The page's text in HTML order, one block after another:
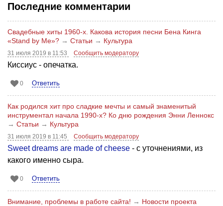
Последние комментарии
Свадебные хиты 1960-х. Какова история песни Бена Кинга
«Stand by Me»? → Статьи → Культура
31 июля 2019 в 11:53 Сообщить модератору
Киссиус - опечатка.
0 Ответить
Как родился хит про сладкие мечты и самый знаменитый
инструментал начала 1990-х? Ко дню рождения Энни Леннокс
→ Статьи → Культура
31 июля 2019 в 11:45 Сообщить модератору
Sweet dreams are made of cheese - с уточнениями, из
какого именно сыра.
0 Ответить
Внимание, проблемы в работе сайта! → Новости проекта